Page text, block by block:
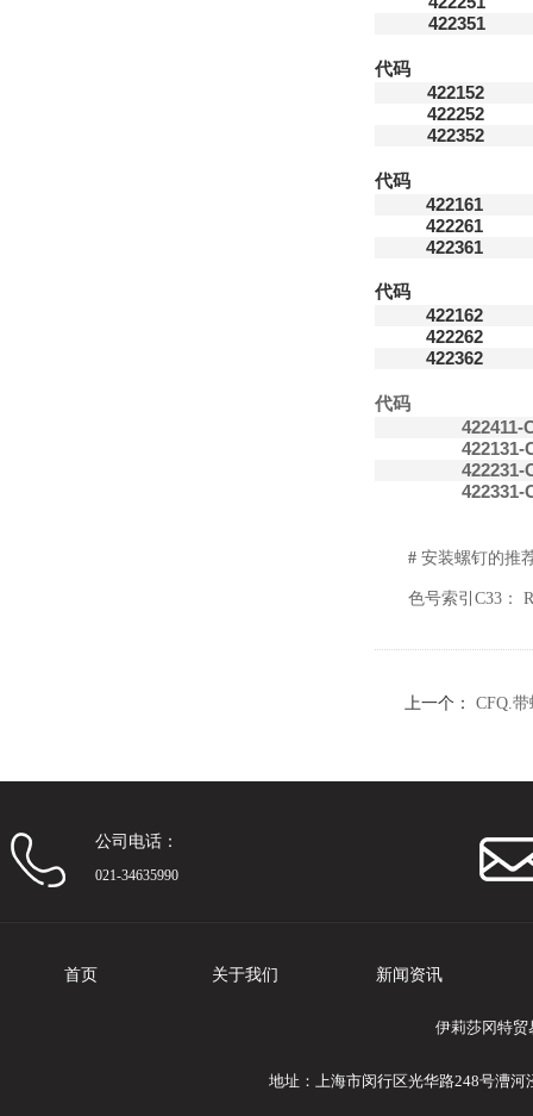
422351
代码
422152
422252
422352
代码
422161
422261
422361
代码
422162
422262
422362
代码
422411-
422131-
422231-
422331-
# 安装螺钉的推
色号索引C33：
上一个： CFQ.
公司电话：
021-34635990
首页 关于我们 新闻资讯
伊莉莎冈特贸
地址：上海市闵行区光华路248号漕